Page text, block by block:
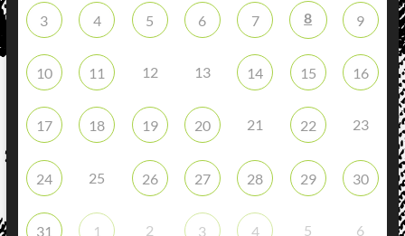
3 4 5 6 7 8 9
10 11 12 13 14 15 16
17 18 19 20 21 22 23
24 25 26 27 28 29 30
31 1 2 3 4 5 6